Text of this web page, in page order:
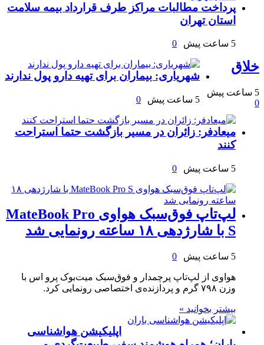
پرداخت مطالبات مراکز طرف قرارداد بیمه سلامت
استان تهران
5 ساعت پیش 0
شهریاری: بیماران برای تهیه دارو پول ندارند
5 ساعت پیش 0
میعادفر: زائران در مسیر بازگشت حتما استراحت
کنند
5 ساعت پیش 0
لپ‌تاپ فوق‌سبک هواوی MateBook Pro
S با شارژدهی ۱۸ ساعته رونمایی شد
5 ساعت پیش 0
هواوی از لپ‌تاپ پرچمدار و فوق‌سبک میت‌بوک پرو اس با
وزن ۷۹۸ گرم و پردازنده‌ی اختصاصی رونمایی کرد.
بیشتر بخوانید »
اپلیکیشن هواشناسی
خلاق
5 ساعت پیش
0